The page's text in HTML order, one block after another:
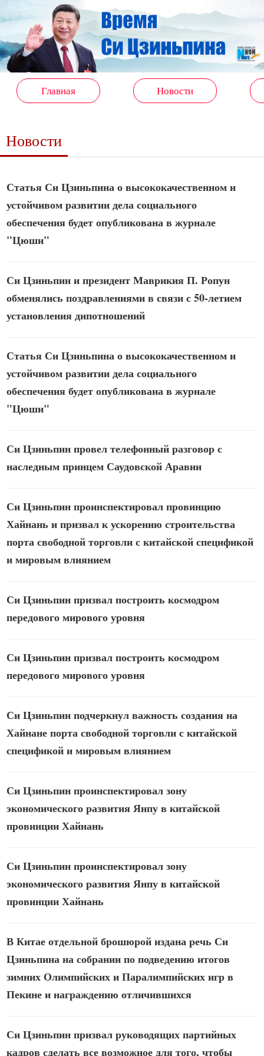
Главная Новости
Новости
Статья Си Цзиньпина о высококачественном и
устойчивом развитии дела социального
обеспечения будет опубликована в журнале
"Цюши"
Си Цзиньпин и президент Маврикия П. Ропун
обменялись поздравлениями в связи с 50-летием
установления дипотношений
Статья Си Цзиньпина о высококачественном и
устойчивом развитии дела социального
обеспечения будет опубликована в журнале
"Цюши"
Си Цзиньпин провел телефонный разговор с
наследным принцем Саудовской Аравии
Си Цзиньпин проинспектировал провинцию
Хайнань и призвал к ускорению строительства
порта свободной торговли с китайской спецификой
и мировым влиянием
Си Цзиньпин призвал построить космодром
передового мирового уровня
Си Цзиньпин призвал построить космодром
передового мирового уровня
Си Цзиньпин подчеркнул важность создания на
Хайнане порта свободной торговли с китайской
спецификой и мировым влиянием
Си Цзиньпин проинспектировал зону
экономического развития Янпу в китайской
провинции Хайнань
Си Цзиньпин проинспектировал зону
экономического развития Янпу в китайской
провинции Хайнань
В Китае отдельной брошюрой издана речь Си
Цзиньпина на собрании по подведению итогов
зимних Олимпийских и Паралимпийских игр в
Пекине и награждению отличившихся
Си Цзиньпин призвал руководящих партийных
кадров сделать все возможное для того, чтобы